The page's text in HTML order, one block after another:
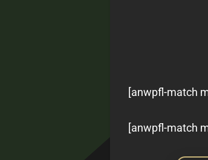
[anwpfl-match
[anwpfl-match